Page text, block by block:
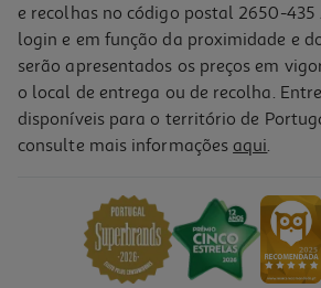
Café Latte Macchiato Auchan 100% Arábica
e recolhas no código postal 2650-435
login e em função da proximidade e
serão apresentados os preços em
o local de entrega ou de recolha.
disponíveis para o território de
consulte mais informações aqui.